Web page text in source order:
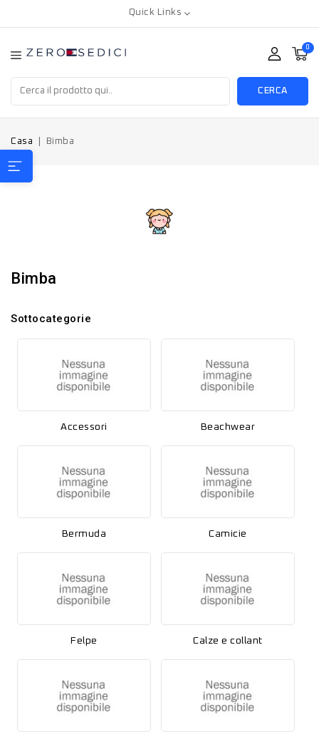
Quick Links
0
CERCA
Casa Bimba
Bimba
Sottocategorie
Accessori Beachwear
Bermuda Camicie
Felpe Calze e collant